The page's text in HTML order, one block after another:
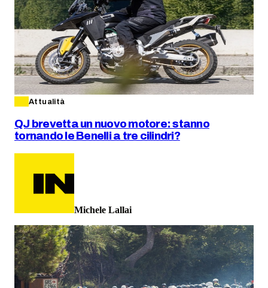
Attualità
QJ brevetta un nuovo motore: stanno
tornando le Benelli a tre cilindri?
Michele Lallai